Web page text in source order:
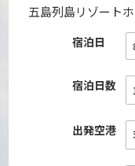
五島列島リゾート
宿泊日
宿泊日数
出発空港